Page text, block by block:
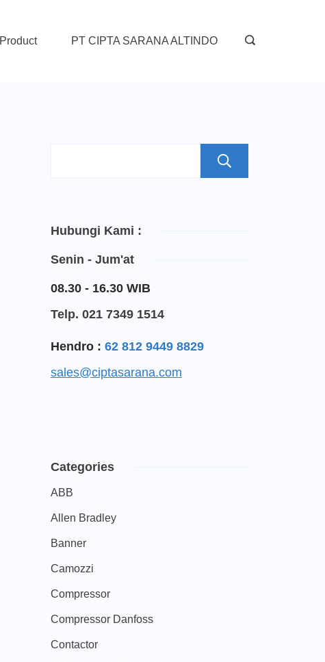
Product PT CIPTA SARANA ALTINDO
Hubungi Kami :
Senin - Jum'at
08.30 - 16.30 WIB
Telp. 021 7349 1514
Hendro : 62 812 9449 8829
sales@ciptasarana.com
Categories
ABB
Allen Bradley
Banner
Camozzi
Compressor
Compressor Danfoss
Contactor